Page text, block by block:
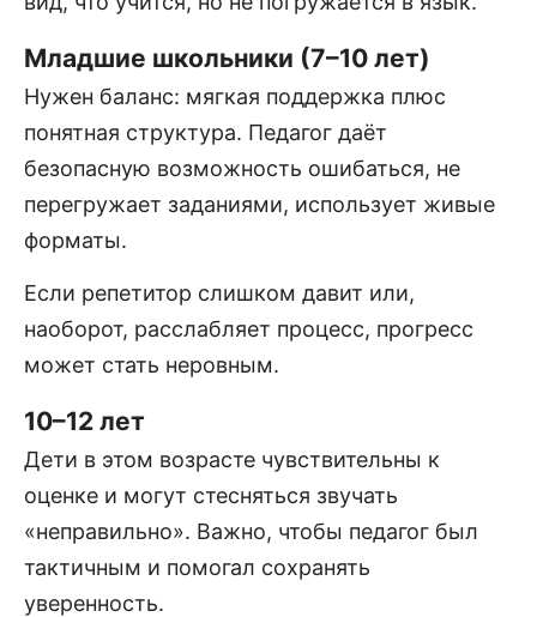
Младшие школьники (7–10 лет)
Нужен баланс: мягкая поддержка плюс
понятная структура. Педагог даёт
безопасную возможность ошибаться, не
перегружает заданиями, использует живые
форматы.
Если репетитор слишком давит или,
наоборот, расслабляет процесс, прогресс
может стать неровным.
10–12 лет
Дети в этом возрасте чувствительны к
оценке и могут стесняться звучать
«неправильно». Важно, чтобы педагог был
тактичным и помогал сохранять
уверенность.